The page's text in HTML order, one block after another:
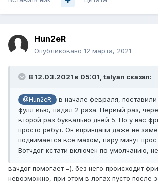
Hun2eR
Опубликовано 12 марта, 2021
В 12.03.2021 в 05:01, talyan сказал:
@Hun2eR
в начале февраля,
фулл вью, падал 2 раза. Первый раз,
второй раз буквально дней 5. Но у нас
просто ребут. Он впринцапи даже не
поднимается все махом, пару минут
Вотчдог кстати включен по умолчанию,
вачдог помогает =). без него происходит
невозможно, при этом в логах пусто после